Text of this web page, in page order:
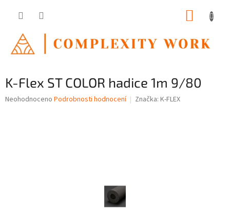
K-Flex ST COLOR hadice 1m 9/80
Průměrné
Neohodnoceno Podrobnosti hodnocení Značka: K-FLEX